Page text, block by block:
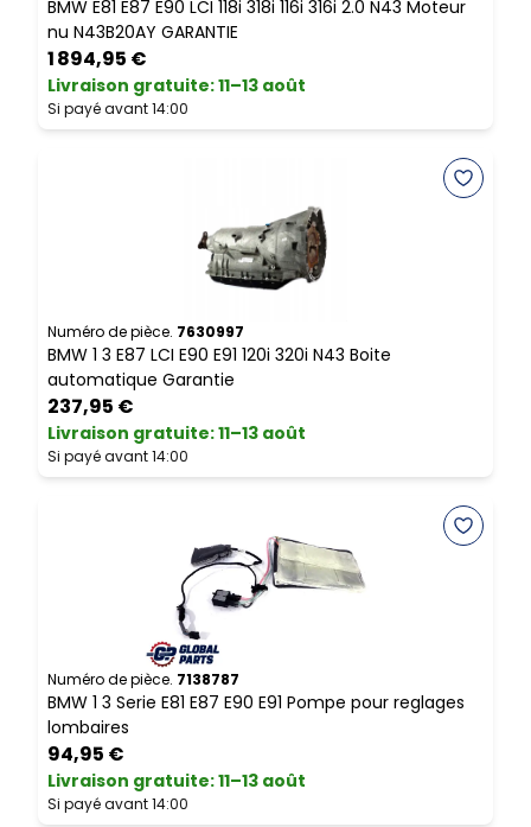
BMW E81 E87 E90 LCI 118i 318i 116i 316i 2.0 N43 Moteur
nu N43B20AY GARANTIE
1 894,95 €
Livraison gratuite:11–13 août
Si payé avant 14:00
Numéro de pièce. 7630997
BMW 1 3 E87 LCI E90 E91 120i 320i N43 Boite
automatique Garantie
237,95 €
Livraison gratuite:11–13 août
Si payé avant 14:00
Numéro de pièce. 7138787
BMW 1 3 Serie E81 E87 E90 E91 Pompe pour reglages
lombaires
94,95 €
Livraison gratuite:11–13 août
Si payé avant 14:00